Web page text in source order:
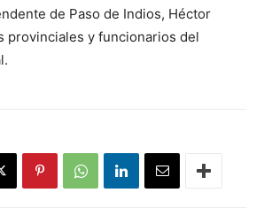
de Paso de Indios, Héctor
provinciales y funcionarios del